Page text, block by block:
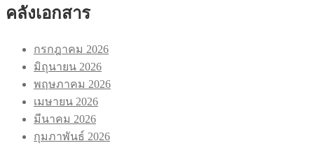
คลังเอกสาร
กรกฎาคม 2026
มิถุนายน 2026
พฤษภาคม 2026
เมษายน 2026
มีนาคม 2026
กุมภาพันธ์ 2026